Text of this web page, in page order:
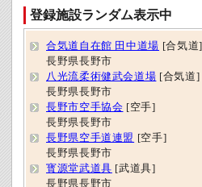
登録施設ランダム表示中
合気道自在館 田中道場 [合気道]
長野県長野市
八光流柔術健武会道場 [合気道]
長野県長野市
長野市空手協会 [空手]
長野県長野市
長野県空手道連盟 [空手]
長野県長野市
寳源堂武道具 [武道具]
長野県長野市